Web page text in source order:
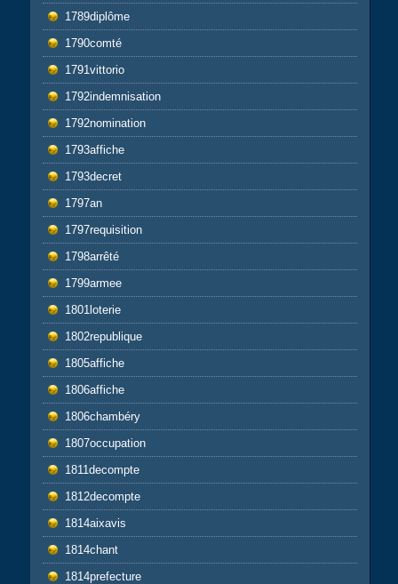
1789diplôme
1790comté
1791vittorio
1792indemnisation
1792nomination
1793affiche
1793decret
1797an
1797requisition
1798arrêté
1799armee
1801loterie
1802republique
1805affiche
1806affiche
1806chambéry
1807occupation
1811decompte
1812decompte
1814aixavis
1814chant
1814prefecture